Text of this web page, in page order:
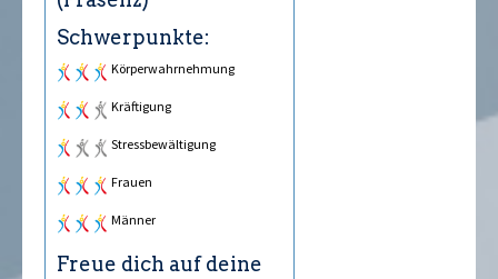
Schwerpunkte:
Körperwahrnehmung
Kräftigung
Stressbewältigung
Frauen
Männer
Freue dich auf deine